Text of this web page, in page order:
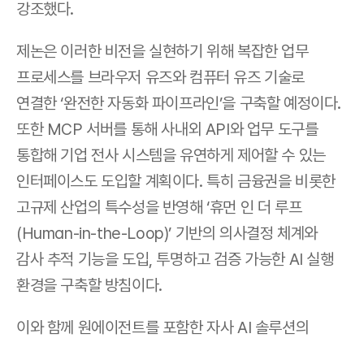
강조했다.
제논은 이러한 비전을 실현하기 위해 복잡한 업무
프로세스를 브라우저 유즈와 컴퓨터 유즈 기술로
연결한 ‘완전한 자동화 파이프라인’을 구축할 예정이다.
또한 MCP 서버를 통해 사내외 API와 업무 도구를
통합해 기업 전사 시스템을 유연하게 제어할 수 있는
인터페이스도 도입할 계획이다. 특히 금융권을 비롯한
고규제 산업의 특수성을 반영해 ‘휴먼 인 더 루프
(Human-in-the-Loop)’ 기반의 의사결정 체계와
감사 추적 기능을 도입, 투명하고 검증 가능한 AI 실행
환경을 구축할 방침이다.
이와 함께 원에이전트를 포함한 자사 AI 솔루션의